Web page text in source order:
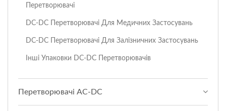
Перетворювачі
DC-DC Перетворювачі Для Медичних Застосувань
DC-DC Перетворювачі Для Залізничних Застосувань
Інші Упаковки DC-DC Перетворювачів
Перетворювачі AC-DC